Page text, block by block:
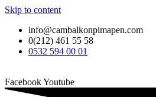
Skip to content
info@cambalkonpimapen.com
0(212) 461 55 58
0532 594 00 01
FacebookYoutube